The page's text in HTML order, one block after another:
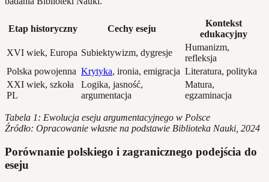
Etap historyczny Cechy eseju
Kontekst
edukacyjny
XVI wiek, Europa Subiektywizm, dygresje
Humanizm,
refleksja
Polska powojenna Krytyka, ironia, emigracja Literatura, polityka
XXI wiek, szkoła
PL
Logika, jasność,
argumentacja
Matura,
egzaminacja
Tabela 1: Ewolucja eseju argumentacyjnego w Polsce
Źródło: Opracowanie własne na podstawie Biblioteka Nauki, 2024
Porównanie polskiego i zagranicznego podejścia do
eseju